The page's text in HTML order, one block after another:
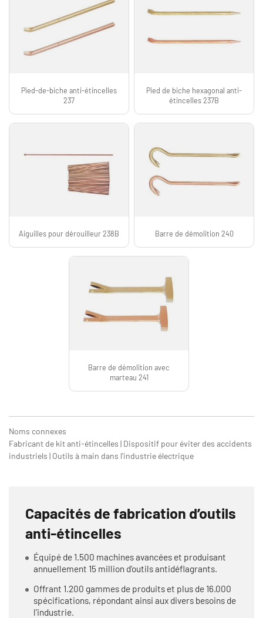
Pied-de-biche anti-étincelles
237
Pied de biche hexagonal anti-
étincelles 237B
Aiguilles pour dérouilleur 238B Barre de démolition 240
Barre de démolition avec
marteau 241
Noms connexes
Fabricant de kit anti-étincelles | Dispositif pour éviter des accidents
industriels | Outils à main dans l'industrie électrique
Capacités de fabrication d’outils
anti-étincelles
Équipé de 1.500 machines avancées et produisant
annuellement 15 million d'outils antidéflagrants.
Offrant 1.200 gammes de produits et plus de 16.000
spécifications, répondant ainsi aux divers besoins de
l'industrie.